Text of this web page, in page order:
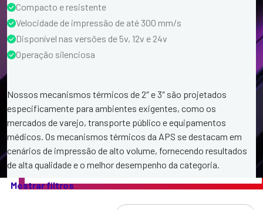
Compacto e resistente
Velocidade de impressão de até 300 mm/s
Disponível nas versões de 5v, 12v e 24v
Operação silenciosa
Nossos mecanismos térmicos de 2″ e 3″ são projetados
especificamente para ambientes exigentes, como os
mercados de varejo, transporte público e equipamentos
médicos. Os mecanismos térmicos da APS se destacam em
cenários de impressão de alto volume, fornecendo resultados
de alta qualidade e o melhor desempenho da categoria.
Nossa
Mostrar filtros